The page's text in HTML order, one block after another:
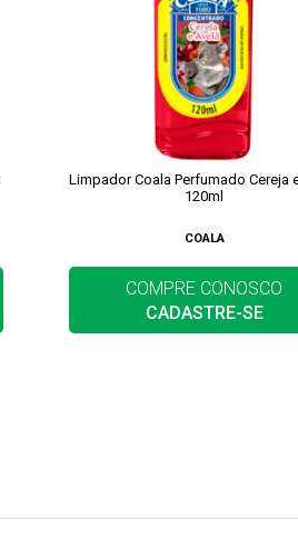
Limpador Coala Perfumado Cereja
120ml
COALA
COMPRE CONOSCO
CADASTRE-SE